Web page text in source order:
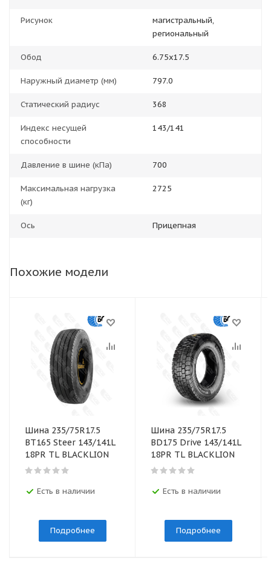
Рисунок
магистральный,
региональный
Обод 6.75x17.5
Наружный диаметр (мм) 797.0
Статический радиус 368
Индекс несущей
способности
143/141
Давление в шине (кПа) 700
Максимальная нагрузка
(кг)
2725
Ось Прицепная
Похожие модели
Шина 235/75R17.5
BТ165 Steer 143/141L
18PR TL BLACKLION
Есть в наличии
Подробнее
Шина 235/75R17.5
BD175 Drive 143/141L
18PR TL BLACKLION
Есть в наличии
Подробнее